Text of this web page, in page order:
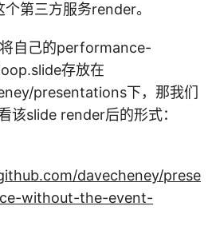
第三方服务render。
将自己的performance-
存放在
presentations下，那我们
该slide render后的形式：
davecheney/prese
without-the-event-